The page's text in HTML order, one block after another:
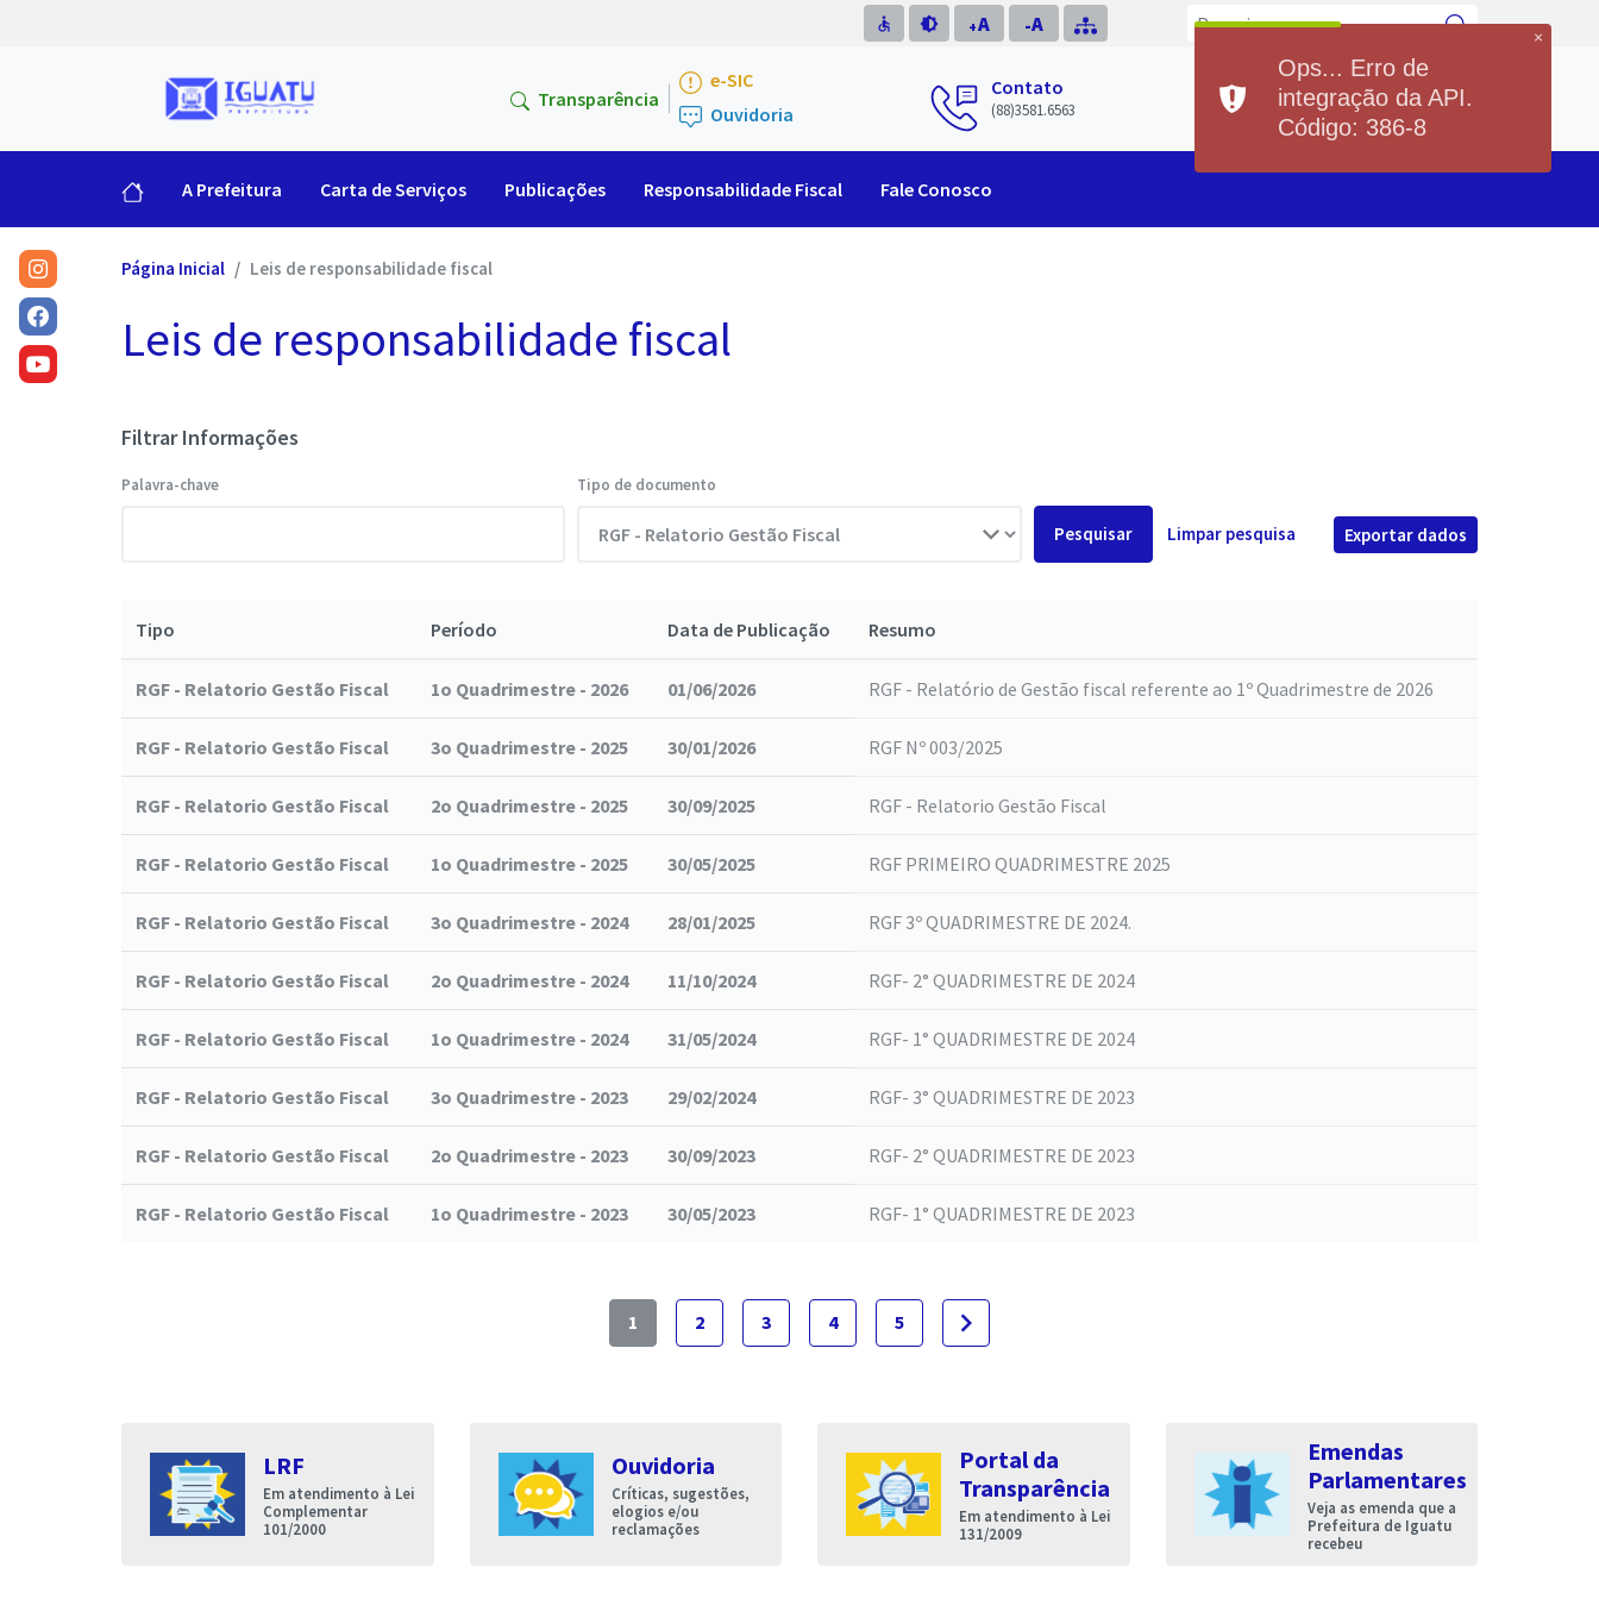
accessible brightness_medium A
+ A
-
Transparência
e-SIC
Ouvidoria
Contato
(88)3581.6563
Previsão do Tempo
Hoje
Min20°Max37°
Sábado
Min 20°
A Prefeitura Carta de Serviços Publicações Responsabilidade Fiscal Fale Conosco
Página Inicial Leis de responsabilidade fiscal
Leis de responsabilidade fiscal
Filtrar Informações
Palavra-chave Tipo de documento
Pesquisar Limpar pesquisa Exportar dados
Tipo Período Data de Publicação Resumo
RGF - Relatorio Gestão Fiscal 1o Quadrimestre - 2026 01/06/2026 RGF - Relatório de Gestão fiscal referente ao 1º Quadrimestre de 2026
RGF - Relatorio Gestão Fiscal 3o Quadrimestre - 2025 30/01/2026 RGF Nº 003/2025
RGF - Relatorio Gestão Fiscal 2o Quadrimestre - 2025 30/09/2025 RGF - Relatorio Gestão Fiscal
RGF - Relatorio Gestão Fiscal 1o Quadrimestre - 2025 30/05/2025 RGF PRIMEIRO QUADRIMESTRE 2025
RGF - Relatorio Gestão Fiscal 3o Quadrimestre - 2024 28/01/2025 RGF 3º QUADRIMESTRE DE 2024.
RGF - Relatorio Gestão Fiscal 2o Quadrimestre - 2024 11/10/2024 RGF- 2° QUADRIMESTRE DE 2024
RGF - Relatorio Gestão Fiscal 1o Quadrimestre - 2024 31/05/2024 RGF- 1° QUADRIMESTRE DE 2024
RGF - Relatorio Gestão Fiscal 3o Quadrimestre - 2023 29/02/2024 RGF- 3° QUADRIMESTRE DE 2023
RGF - Relatorio Gestão Fiscal 2o Quadrimestre - 2023 30/09/2023 RGF- 2° QUADRIMESTRE DE 2023
RGF - Relatorio Gestão Fiscal 1o Quadrimestre - 2023 30/05/2023 RGF- 1° QUADRIMESTRE DE 2023
1 2 3 4 5 navigate_next
LRF
Em atendimento à Lei
Complementar
101/2000
Ouvidoria
Críticas, sugestões,
elogios e/ou
reclamações
Portal da
Transparência
Em atendimento à Lei
131/2009
Emendas
Parlamentares
Veja as emenda que a
Prefeitura de Iguatu
recebeu
×
Ops... Erro de
integração da API.
Código: 386-8